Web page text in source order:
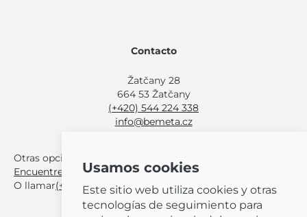
Contacto
Žatčany 28
664 53 Žatčany
(+420) 544 224 338
info@bemeta.cz
Otras opciones de compra:
Encuentre un distribuidor cerca de usted
O llamar(+420) 544 224 338.
Usamos cookies
Este sitio web utiliza cookies y otras
tecnologías de seguimiento para